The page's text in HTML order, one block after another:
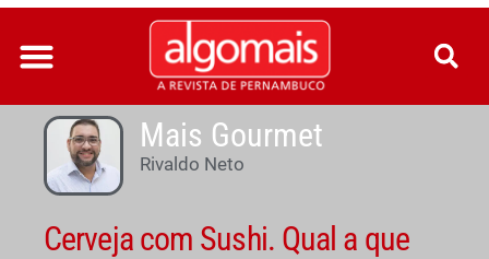
Ir
para
conteúdo
Mais Gourmet
Rivaldo Neto
Cerveja com Sushi. Qual a que